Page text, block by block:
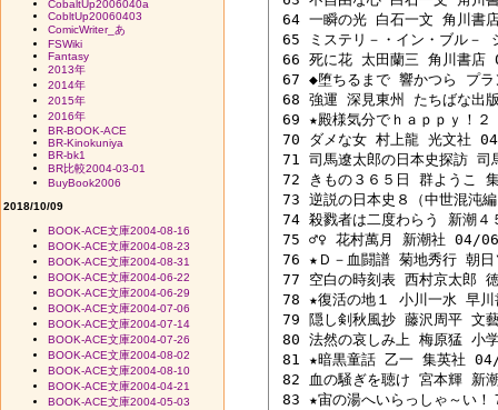
64 一瞬の光 白石一文 角川
65 ミステリ－・イン・ブル－
66 死に花 太田蘭三 角川書
67 ◆堕ちるまで 響かつら プ
68 強運 深見東州 たちばな
69 ★殿様気分でｈａｐｐｙ！
70 ダメな女 村上龍 光文社
71 司馬遼太郎の日本史探訪
72 きもの３６５日 群ようこ
73 逆説の日本史８（中世混
74 殺戮者は二度わらう 新潮
75 ♂♀ 花村萬月 新潮社 04/
76 ★Ｄ－血闘譜 菊地秀行 朝
77 空白の時刻表 西村京太郎
78 ★復活の地１ 小川一水 早
79 隠し剣秋風抄 藤沢周平
80 法然の哀しみ上 梅原猛
81 ★暗黒童話 乙一 集英社
82 血の騒ぎを聴け 宮本輝
83 ★宙の湯へいらっしゃ～い
CobaltUp2006040a
CobltUp20060403
ComicWriter_あ
FSWiki
Fantasy
2013年
2014年
2015年
2016年
BR-BOOK-ACE
BR-Kinokuniya
BR-bk1
BR比較2004-03-01
BuyBook2006
2018/10/09
BOOK-ACE文庫2004-08-16
BOOK-ACE文庫2004-08-23
BOOK-ACE文庫2004-08-31
BOOK-ACE文庫2004-06-22
BOOK-ACE文庫2004-06-29
BOOK-ACE文庫2004-07-06
BOOK-ACE文庫2004-07-14
BOOK-ACE文庫2004-07-26
BOOK-ACE文庫2004-08-02
BOOK-ACE文庫2004-08-10
BOOK-ACE文庫2004-04-21
BOOK-ACE文庫2004-05-03